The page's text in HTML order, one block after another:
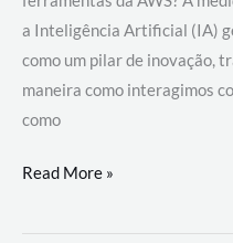
a Inteligência Artificial (IA)
como um pilar de inovação,
maneira como interagimos
como
Desenvolvimento
um
Read More »